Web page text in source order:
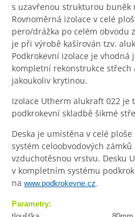
s uzavřenou strukturou buněk
Rovnoměrná izolace v celé
pero/drážka po celém obvodu
je při výrobě kašírován tzv.
Podkrokevní izolace je
kompletní rekonstrukce
jakoukoliv krytinou.
Izolace Utherm alukraft 022 je
podkrokevní skladbě šikmé
Deska je umístěna v celé
systém celoobvodových
vzduchotěsnou vrstvu. Desku
v kompletním systému
na www.podkrokevne.cz
Parametry: